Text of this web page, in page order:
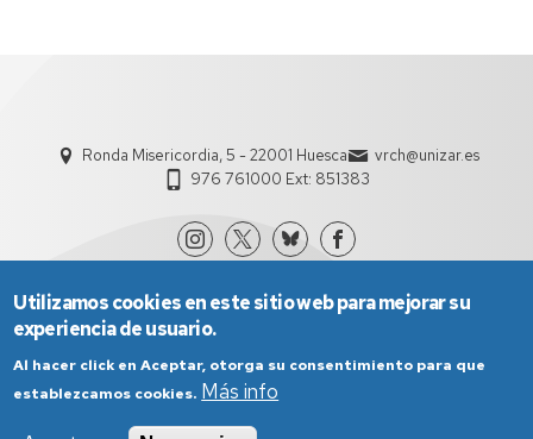
Ronda Misericordia, 5 - 22001 Huesca
vrch@unizar.es
976 761000 Ext: 851383
Utilizamos cookies en este sitio web para mejorar su
experiencia de usuario.
Al hacer click en Aceptar, otorga su consentimiento para que
establezcamos cookies. Más info